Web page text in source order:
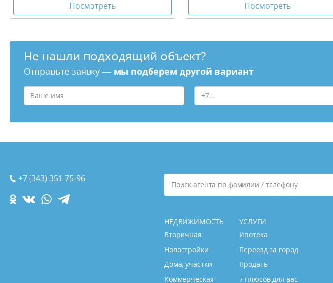
Посмотреть Посмотреть
Не нашли подходящий объект?
Отправьте заявку — мы подберем другой вариант
+7 (343) 351-75-96
Поиск агента по фамилии / телефону
НЕДВИЖИМОСТЬ
Вторичная
Новостройки
Дома, участки
Коммерческая
УСЛУГИ
Ипотека
Переезд за город
Продать
7 плюсов для вас